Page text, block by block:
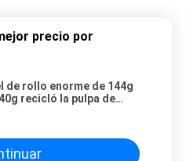
precio por
de rollo enorme de 144g
recicló la pulpa de